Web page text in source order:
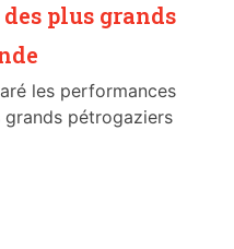
plus grands
les performances
pétrogaziers